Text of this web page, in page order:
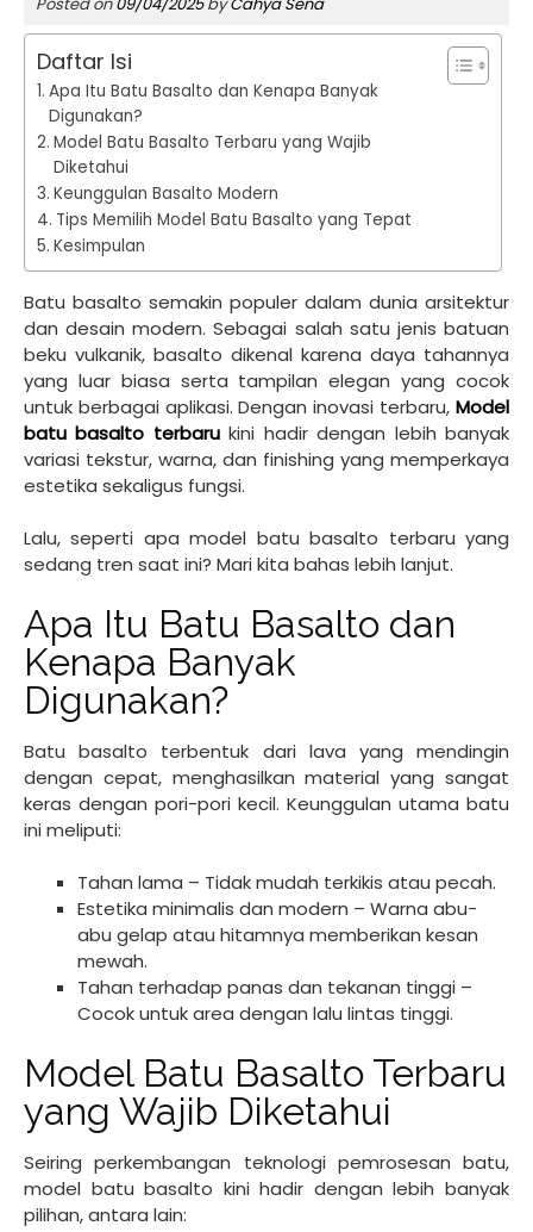
Daftar Isi
Apa Itu Batu Basalto dan Kenapa Banyak
Digunakan?
Model Batu Basalto Terbaru yang Wajib
Diketahui
Keunggulan Basalto Modern
Tips Memilih Model Batu Basalto yang Tepat
Kesimpulan
Batu basalto semakin populer dalam dunia arsitektur
dan desain modern. Sebagai salah satu jenis batuan
beku vulkanik, basalto dikenal karena daya tahannya
yang luar biasa serta tampilan elegan yang cocok
untuk berbagai aplikasi. Dengan inovasi terbaru, Model
batu basalto terbarukini hadir dengan lebih banyak
variasi tekstur, warna, dan finishing yang memperkaya
estetika sekaligus fungsi.
Lalu, seperti apa model batu basalto terbaru yang
sedang tren saat ini? Mari kita bahas lebih lanjut.
Apa Itu Batu Basalto dan
Kenapa Banyak
Digunakan?
Batu basalto terbentuk dari lava yang mendingin
dengan cepat, menghasilkan material yang sangat
keras dengan pori-pori kecil. Keunggulan utama batu
ini meliputi:
Tahan lama – Tidak mudah terkikis atau pecah.
Estetika minimalis dan modern – Warna abu-
abu gelap atau hitamnya memberikan kesan
mewah.
Tahan terhadap panas dan tekanan tinggi –
Cocok untuk area dengan lalu lintas tinggi.
Model Batu Basalto Terbaru
yang Wajib Diketahui
Seiring perkembangan teknologi pemrosesan batu,
model batu basalto kini hadir dengan lebih banyak
pilihan, antara lain: